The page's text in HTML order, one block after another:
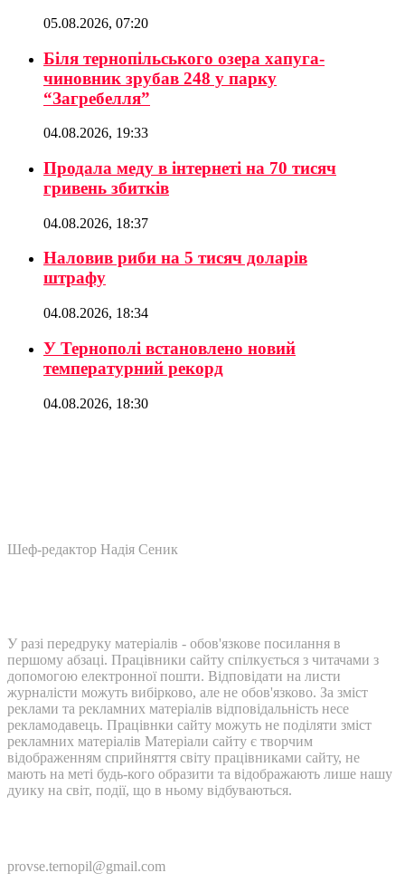
05.08.2026, 07:20
Біля тернопільського озера хапуга-
чиновник зрубав 248 у парку
“Загребелля”
04.08.2026, 19:33
Продала меду в інтернеті на 70 тисяч
гривень збитків
04.08.2026, 18:37
Наловив риби на 5 тисяч доларів
штрафу
04.08.2026, 18:34
У Тернополі встановлено новий
температурний рекорд
04.08.2026, 18:30
Шеф-редактор Надія Сеник
У разі передруку матеріалів - обов'язкове посилання в
першому абзаці. Працівники сайту спілкується з читачами з
допомогою електронної пошти. Відповідати на листи
журналісти можуть вибірково, але не обов'язково. За зміст
реклами та рекламних матеріалів відповідальність несе
рекламодавець. Працівнки сайту можуть не поділяти зміст
рекламних матеріалів Матеріали сайту є творчим
відображенням сприйняття світу працівниками сайту, не
мають на меті будь-кого образити та відображають лише нашу
дуику на світ, події, що в ньому відбуваються.
provse.ternopil@gmail.com